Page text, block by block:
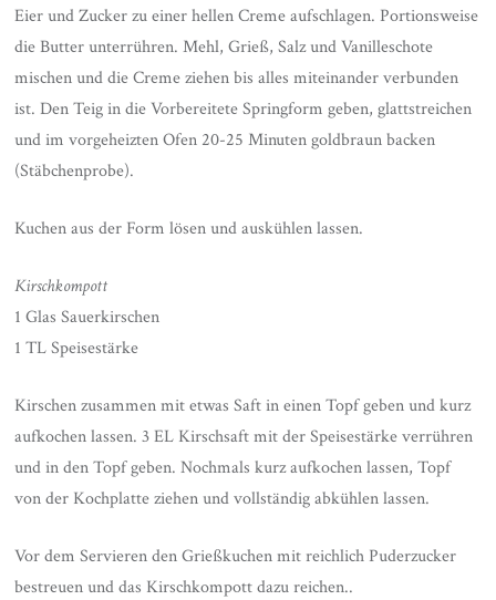
Eier und Zucker zu einer hellen Creme aufschlagen. Portionsweise
die Butter unterrühren. Mehl, Grieß, Salz und Vanilleschote
mischen und die Creme ziehen bis alles miteinander verbunden
ist. Den Teig in die Vorbereitete Springform geben, glattstreichen
und im vorgeheizten Ofen 20-25 Minuten goldbraun backen
(Stäbchenprobe).
Kuchen aus der Form lösen und auskühlen lassen.
Kirschkompott
1 Glas Sauerkirschen
1 TL Speisestärke
Kirschen zusammen mit etwas Saft in einen Topf geben und kurz
aufkochen lassen. 3 EL Kirschsaft mit der Speisestärke verrühren
und in den Topf geben. Nochmals kurz aufkochen lassen, Topf
von der Kochplatte ziehen und vollständig abkühlen lassen.
Vor dem Servieren den Grießkuchen mit reichlich Puderzucker
bestreuen und das Kirschkompott dazu reichen..